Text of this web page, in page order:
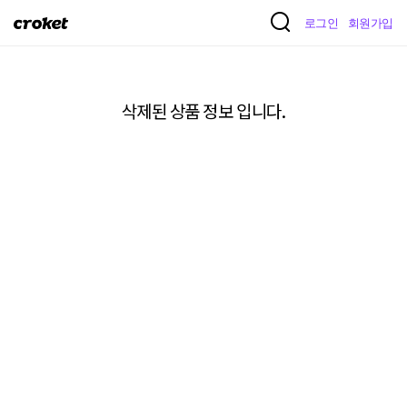
크
로그인 회원가입
삭제된 상품 정보 입니다.